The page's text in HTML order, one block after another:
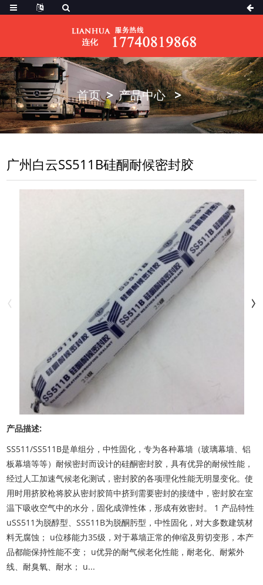
首页 产品中心
广州白云SS511B硅酮耐候密封胶
产品描述:
SS511/SS511B是单组分，中性固化，专为各种幕墙（玻璃幕墙、铝
板幕墙等等）耐候密封而设计的硅酮密封胶，具有优异的耐候性能，
经过人工加速气候老化测试，密封胶的各项理化性能无明显变化。使
用时用挤胶枪将胶从密封胶筒中挤到需要密封的接缝中，密封胶在室
温下吸收空气中的水分，固化成弹性体，形成有效密封。 1 产品特性
uSS511为脱醇型、SS511B为脱酮肟型，中性固化，对大多数建筑材
料无腐蚀； u位移能力35级，对于幕墙正常的伸缩及剪切变形，本产
品都能保持性能不变； u优异的耐气候老化性能，耐老化、耐紫外
线、耐臭氧、耐水； u...